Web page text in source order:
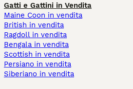
Gatti e Gattini in Vendita
Maine Coon in vendita
British in vendita
Ragdoll in vendita
Bengala in vendita
Scottish in vendita
Persiano in vendita
Siberiano in vendita